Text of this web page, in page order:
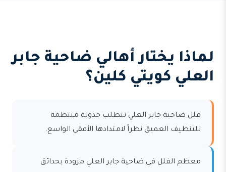
لماذا يختار أهالي ضاحية جابر
العلي كويتي كلين؟
فلل ضاحية جابر العلي تتطلب جدولة منتظمة
للتنظيف العميق نظراً لامتدادها الأفقي الواسع.
معظم الفلل في ضاحية جابر العلي مزودة بحدائق